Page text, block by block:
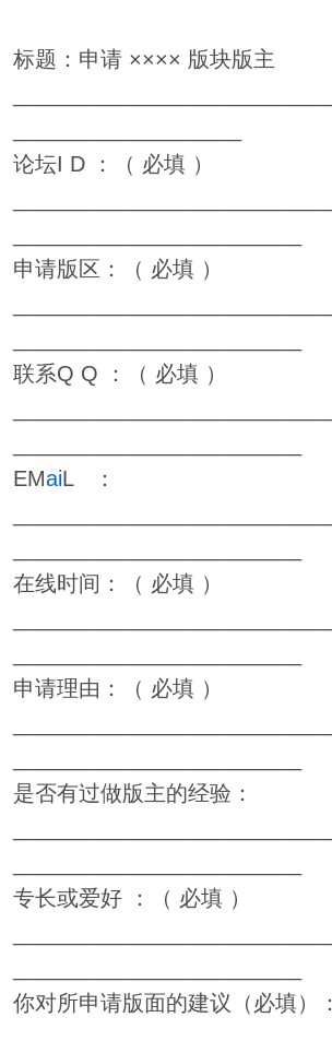
标题：申请 ×××× 版块版主
论坛I D ：（ 必填 ）
申请版区：（ 必填 ）
联系Q Q ：（ 必填 ）
EMaiL ：
在线时间：（ 必填 ）
申请理由：（ 必填 ）
是否有过做版主的经验：
专长或爱好 ：（ 必填 ）
你对所申请版面的建议（必填）：